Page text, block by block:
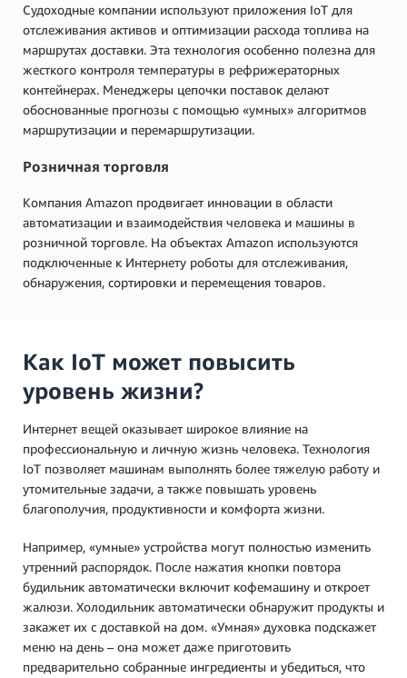
Судоходные компании используют приложения IoT для
отслеживания активов и оптимизации расхода топлива на
маршрутах доставки. Эта технология особенно полезна для
жесткого контроля температуры в рефрижераторных
контейнерах. Менеджеры цепочки поставок делают
обоснованные прогнозы с помощью «умных» алгоритмов
маршрутизации и перемаршрутизации.
Розничная торговля
Компания Amazon продвигает инновации в области
автоматизации и взаимодействия человека и машины в
розничной торговле. На объектах Amazon используются
подключенные к Интернету роботы для отслеживания,
обнаружения, сортировки и перемещения товаров.
Как IoT может повысить
уровень жизни?
Интернет вещей оказывает широкое влияние на
профессиональную и личную жизнь человека. Технология
IoT позволяет машинам выполнять более тяжелую работу и
утомительные задачи, а также повышать уровень
благополучия, продуктивности и комфорта жизни.
Например, «умные» устройства могут полностью изменить
утренний распорядок. После нажатия кнопки повтора
будильник автоматически включит кофемашину и откроет
жалюзи. Холодильник автоматически обнаружит продукты и
закажет их с доставкой на дом. «Умная» духовка подскажет
меню на день – она может даже приготовить
предварительно собранные ингредиенты и убедиться, что